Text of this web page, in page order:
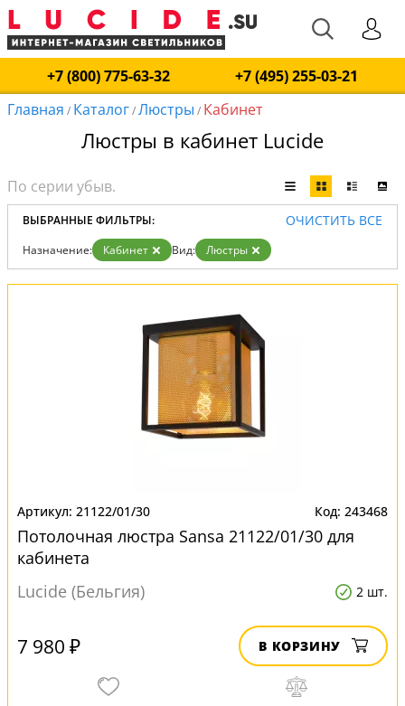
+7 (800) 775-63-32
+7 (495) 255-03-21
Главная / Каталог/Люстры / Кабинет
Люстры в кабинет Lucide
ВЫБРАННЫЕ ФИЛЬТРЫ: ОЧИСТИТЬ ВСЕ
Назначение: Кабинет Вид: Люстры
21122/01/30 243468
Потолочная люстра Sansa 21122/01/30 для
кабинета
Lucide (Бельгия)
2 шт.
7 980 ₽ В КОРЗИНУ